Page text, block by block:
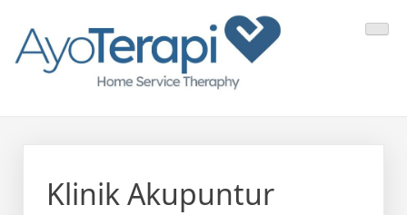
content
Ayo Terapi
Klinik Akupuntur